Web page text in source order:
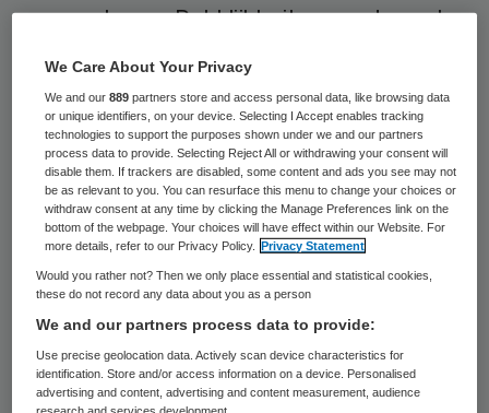
zorgverleners. Dat blijkt uit een onderzoek
(SCP) 17 januari heeft gepresenteerd.
Uit het onderzoek komt ondermeer naar
voren dat mantelzorgers zichniet altijd
erkend voelen in hun deskundigheid. In
plaats van samen op te trekken bij de zorg
voor de patiënt hebben ze het gevoel dat
ze een machtsstrijd moeten voeren met
professionele zorgverleners, constateert
het SCP. Dit is des te wranger aangezien
veel mantelzorgers aangeven overbelast te
We Care About Your Privacy
We and our889 partners store and access personal data, like browsing data
or unique identifiers, on your device. Selecting I Accept enables tracking
technologies to support the purposes shown under we and our partners
process data to provide. Selecting Reject All or withdrawing your consent will
disable them. If trackers are disabled, some content and ads you see may not
be as relevant to you. You can resurface this menu to change your choices or
withdraw consent at any time by clicking the Manage Preferences link on the
bottom of the webpage. Your choices will have effect within our Website. For
more details, refer to our Privacy Policy.
Privacy Statement
Would you rather not? Then we only place essential and statistical cookies,
these do not record any data about you as a person
We and our partners process data to provide:
Use precise geolocation data. Actively scan device characteristics for
identification. Store and/or access information on a device. Personalised
advertising and content, advertising and content measurement, audience
research and services development.